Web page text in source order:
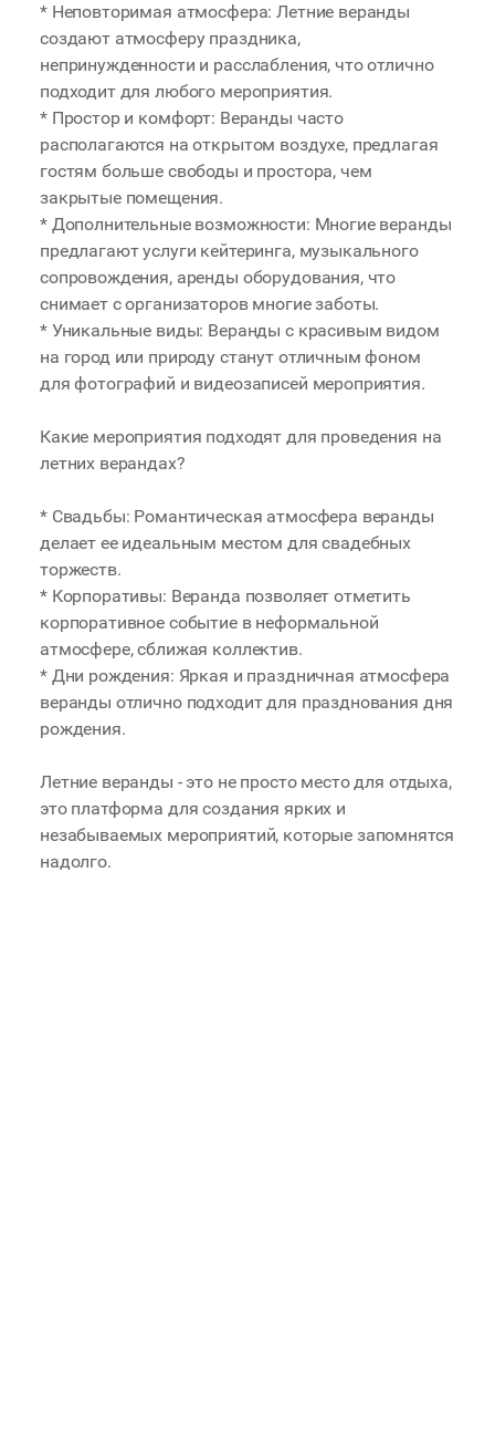
* Неповторимая атмосфера: Летние веранды
создают атмосферу праздника,
непринужденности и расслабления, что отлично
подходит для любого мероприятия.
* Простор и комфорт: Веранды часто
располагаются на открытом воздухе, предлагая
гостям больше свободы и простора, чем
закрытые помещения.
* Дополнительные возможности: Многие веранды
предлагают услуги кейтеринга, музыкального
сопровождения, аренды оборудования, что
снимает с организаторов многие заботы.
* Уникальные виды: Веранды с красивым видом
на город или природу станут отличным фоном
для фотографий и видеозаписей мероприятия.
Какие мероприятия подходят для проведения на
летних верандах?
* Свадьбы: Романтическая атмосфера веранды
делает ее идеальным местом для свадебных
торжеств.
* Корпоративы: Веранда позволяет отметить
корпоративное событие в неформальной
атмосфере, сближая коллектив.
* Дни рождения: Яркая и праздничная атмосфера
веранды отлично подходит для празднования дня
рождения.
Летние веранды - это не просто место для отдыха,
это платформа для создания ярких и
незабываемых мероприятий, которые запомнятся
надолго.